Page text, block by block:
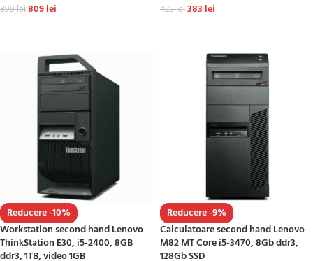
899lei809lei 425lei383 lei
Reducere -10%
Workstation second hand Lenovo
ThinkStation E30, i5-2400, 8GB
ddr3, 1TB, video 1GB
Reducere -9%
Calculatoare second hand Lenovo
M82 MT Core i5-3470, 8Gb ddr3,
128Gb SSD